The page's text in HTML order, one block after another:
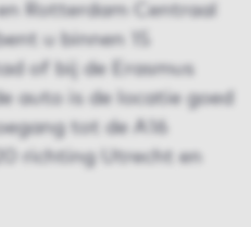
Rotterdam Centraal
u binnen 15
of bij de Erasmus
auto is de locatie goed
tot de A16
richting Utrecht en